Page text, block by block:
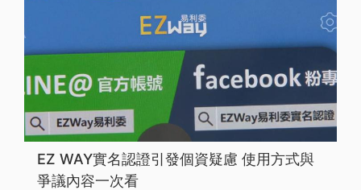
EZ WAY實名認證引發個資疑慮 使用方式與
爭議內容一次看